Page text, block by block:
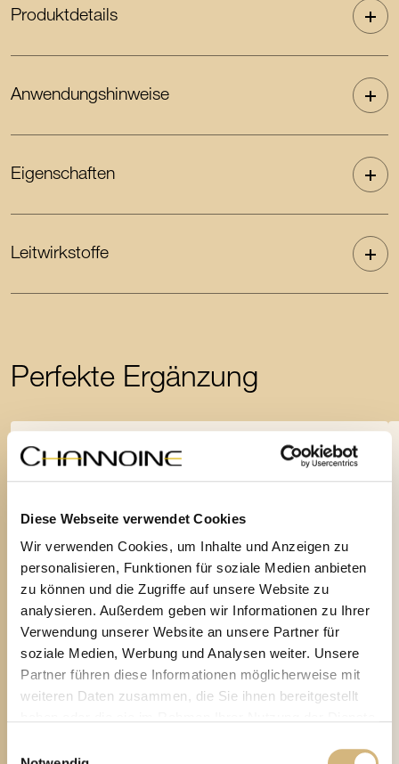
Diese Webseite verwendet Cookies
Wir verwenden Cookies, um Inhalte und Anzeigen zu
personalisieren, Funktionen für soziale Medien anbieten
zu können und die Zugriffe auf unsere Website zu
analysieren. Außerdem geben wir Informationen zu Ihrer
Verwendung unserer Website an unsere Partner für
soziale Medien, Werbung und Analysen weiter. Unsere
Partner führen diese Informationen möglicherweise mit
weiteren Daten zusammen, die Sie ihnen bereitgestellt
Produktdetails
Anwendungshinweise
Eigenschaften
Leitwirkstoffe
Perfekte Ergänzung